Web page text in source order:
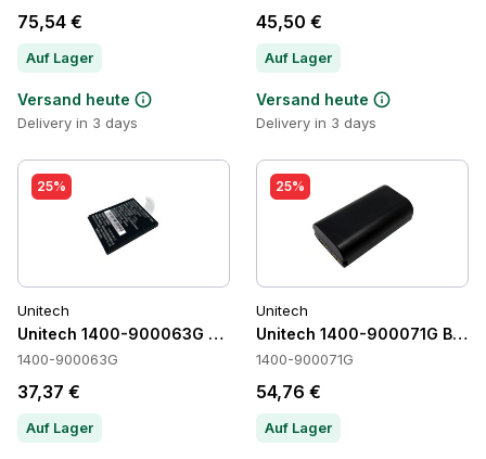
75,54 €
Auf Lager
Versand heute
Delivery in 3 days
45,50 €
Auf Lager
Versand heute
Delivery in 3 days
25%
Unitech
Unitech 1400-900063G Batteries
1400-900063G
37,37 €
Auf Lager
25%
Unitech
Unitech 1400-900071G
1400-900071G
54,76 €
Auf Lager